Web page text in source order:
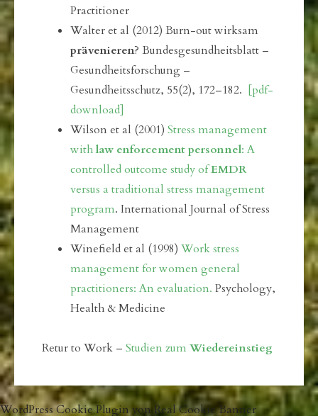
Practitioner
Walter et al (2012) Burn-out wirksam
prävenieren? Bundesgesundheitsblatt –
Gesundheitsforschung –
Gesundheitsschutz, 55(2), 172–182. [pdf-
download]
Wilson et al (2001) Stress management
withlaw enforcement personnel: A
controlled outcome study ofEMDR
versus a traditional stress management
program. International Journal of Stress
Management
Winefield et al (1998) Work stress
management for women general
practitioners: An evaluation. Psychology,
Health & Medicine
Retur to Work – Studien zum Wiedereinstieg
WordPress Cookie Plugin von Real Cookie Banner